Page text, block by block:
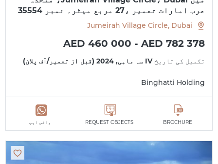
عرب امارات تعمیر ،27 مربع میٹر۔ نمبر 35554
Jumeirah Village Circle, Dubai
AED 460 000 - AED 782 378
تکمیل کی تاریخIV سہ ماہی, 2024 (قبل از تعمیر/آف پلان)
Binghatti Holding
BROCHURE
REQUEST OBJECTS واٹس ایپ